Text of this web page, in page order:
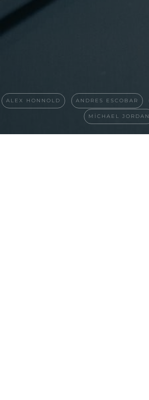
ALEX HONNOLD ANDRES ESCOBAR
MICHAEL JORDAN